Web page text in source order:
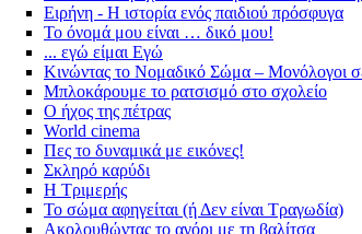
Ειρήνη - Η ιστορία ενός παιδιού πρόσφυγα
Το όνομά μου είναι … δικό μου!
... εγώ είμαι Εγώ
Κινώντας το Νομαδικό Σώμα – Μονόλογοι
Μπλοκάρουμε το ρατσισμό στο σχολείο
Ο ήχος της πέτρας
World cinema
Πες το δυναμικά με εικόνες!
Σκληρό καρύδι
Η Τριμερής
Το σώμα αφηγείται (ή Δεν είναι Τραγωδία)
Ακολουθώντας το αγόρι με τη βαλίτσα